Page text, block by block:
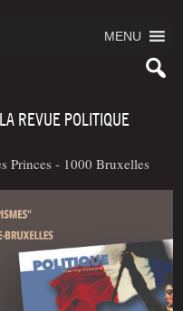
MENU
REVUE POLITIQUE
Princes - 1000 Bruxelles